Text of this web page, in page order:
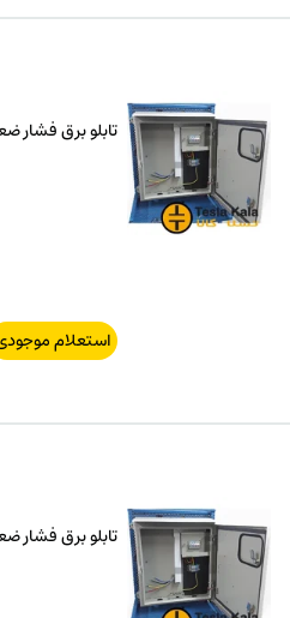
تابلو برق فشار ضعیف
استعلام
تابلو برق فشار ضعیف